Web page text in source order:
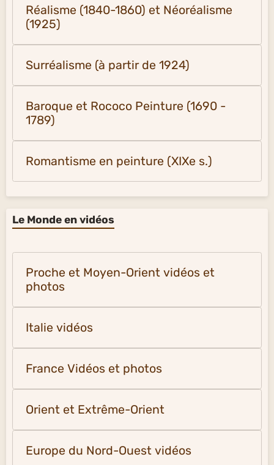
Réalisme (1840-1860) et Néoréalisme
(1925)
Surréalisme (à partir de 1924)
Baroque et Rococo Peinture (1690 -
1789)
Romantisme en peinture (XIXe s.)
Le Monde en vidéos
Proche et Moyen-Orient vidéos et
photos
Italie vidéos
France Vidéos et photos
Orient et Extrême-Orient
Europe du Nord-Ouest vidéos